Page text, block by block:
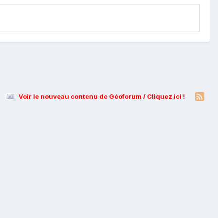
Voir le nouveau contenu de Géoforum / Cliquez ici !